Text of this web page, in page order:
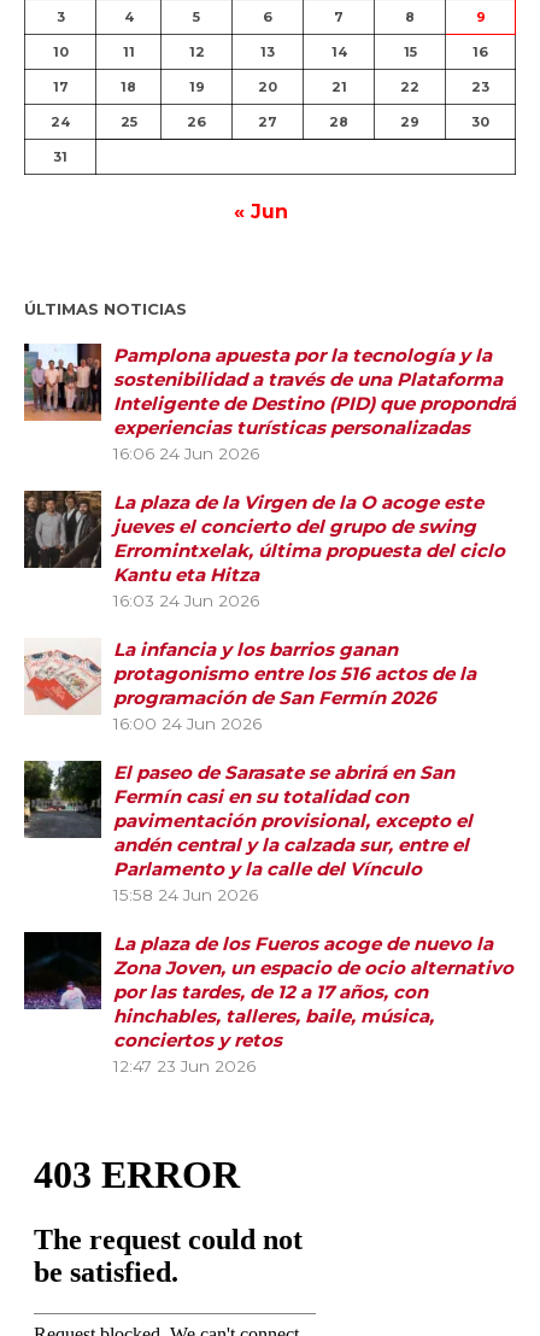
3 4 5 6 7 8 9
10 11 12 13 14 15 16
17 18 19 20 21 22 23
24 25 26 27 28 29 30
31
« Jun
ÚLTIMAS NOTICIAS
Pamplona apuesta por la tecnología y la
sostenibilidad a través de una Plataforma
Inteligente de Destino (PID) que propondrá
experiencias turísticas personalizadas
16:06 24 Jun 2026
La plaza de la Virgen de la O acoge este
jueves el concierto del grupo de swing
Erromintxelak, última propuesta del ciclo
Kantu eta Hitza
16:03 24 Jun 2026
La infancia y los barrios ganan
protagonismo entre los 516 actos de la
programación de San Fermín 2026
16:00 24 Jun 2026
El paseo de Sarasate se abrirá en San
Fermín casi en su totalidad con
pavimentación provisional, excepto el
andén central y la calzada sur, entre el
Parlamento y la calle del Vínculo
15:58 24 Jun 2026
La plaza de los Fueros acoge de nuevo la
Zona Joven, un espacio de ocio alternativo
por las tardes, de 12 a 17 años, con
hinchables, talleres, baile, música,
conciertos y retos
12:47 23 Jun 2026